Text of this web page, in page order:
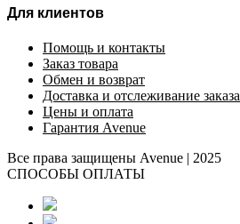
Для клиентов
Помощь и контакты
Заказ товара
Обмен и возврат
Доставка и отслеживание заказа
Цены и оплата
Гарантия Avenue
Все права защищены Avenue | 2025
СПОСОБЫ ОПЛАТЫ